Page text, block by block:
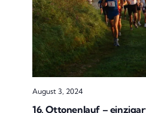
August 3, 2024
16. Ottonenlauf –